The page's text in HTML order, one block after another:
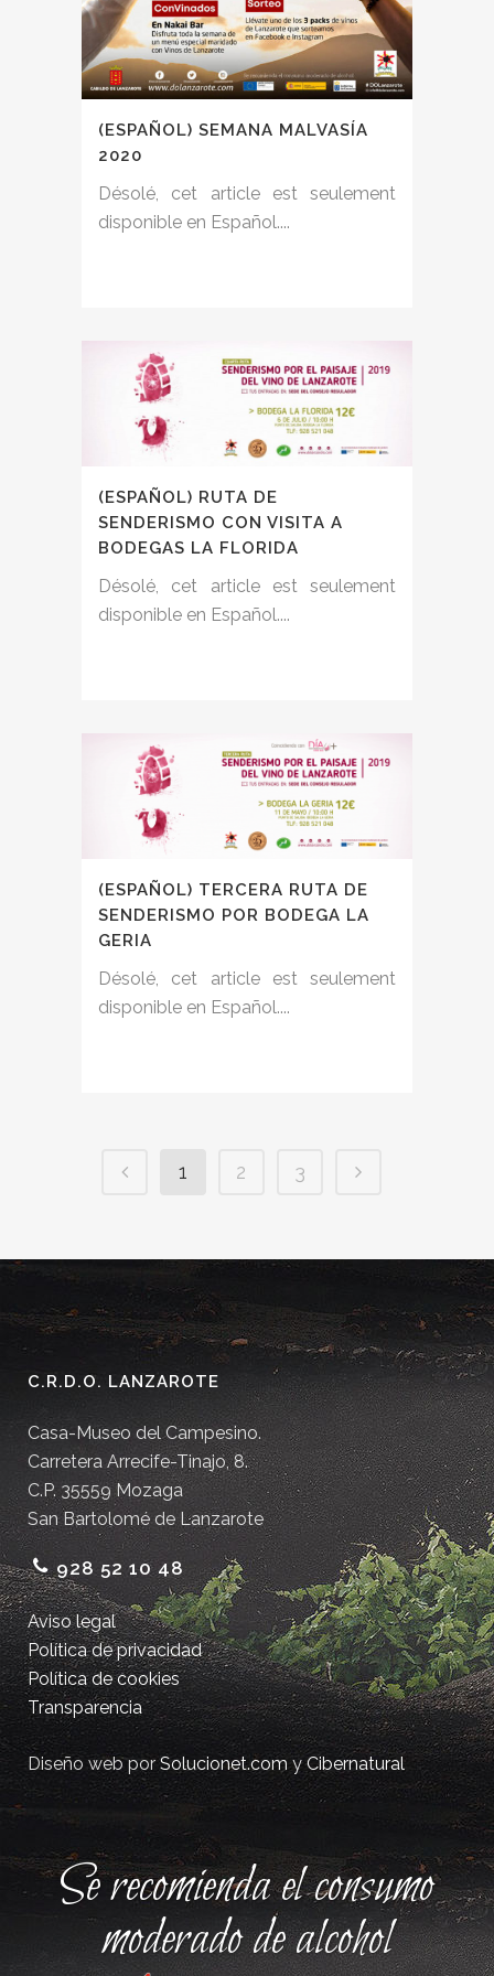
(ESPAÑOL) SEMANA MALVASÍA
2020
Désolé, cet article est seulement
disponible en Español....
(ESPAÑOL) RUTA DE
SENDERISMO CON VISITA A
BODEGAS LA FLORIDA
Désolé, cet article est seulement
disponible en Español....
(ESPAÑOL) TERCERA RUTA DE
SENDERISMO POR BODEGA LA
GERIA
Désolé, cet article est seulement
disponible en Español....
1 2 3
C.R.D.O. LANZAROTE
Casa-Museo del Campesino.
Carretera Arrecife-Tinajo, 8.
C.P. 35559 Mozaga
San Bartolomé de Lanzarote
928 52 10 48
Aviso legal
Política de privacidad
Política de cookies
Transparencia
Diseño web porSolucionet.comyCibernatural
Se recomienda el consumo
moderado de alcohol